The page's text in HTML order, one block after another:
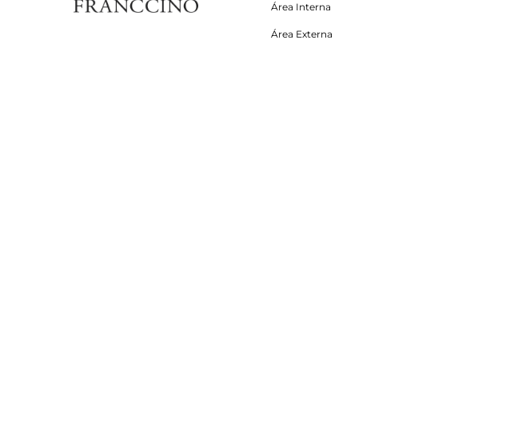
Área Interna
Área Externa